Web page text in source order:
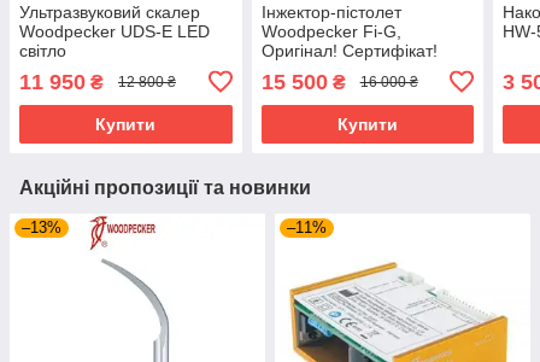
Ультразвуковий скалер
Woodpecker UDS-E LED
світло
11 950 ₴ 12 800 ₴
Купити
Інжектор-пістолет
Woodpecker Fi-G,
Оригінал! Сертифікат!
15 500₴ 16 000 ₴
Купити
3
Акційні пропозиції та новинки
–13% –11%